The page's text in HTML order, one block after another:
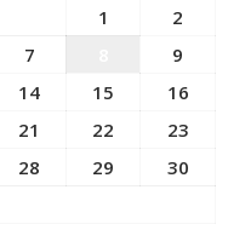
1
2
7
9
14 15
16
21 22
23
28 29
30